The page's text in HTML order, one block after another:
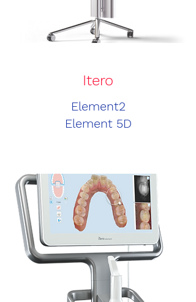
Itero
Element2
Element 5D